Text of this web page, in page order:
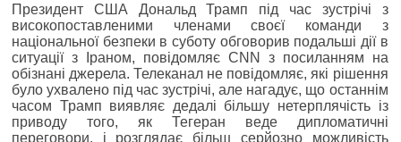
Президент США Дональд Трамп під час зустрічі з
високопоставленими членами своєї команди з
національної безпеки в суботу обговорив подальші дії в
ситуації з Іраном, повідомляє CNN з посиланням на
обізнані джерела. Телеканал не повідомляє, які рішення
було ухвалено під час зустрічі, але нагадує, що останнім
часом Трамп виявляє дедалі більшу нетерплячість із
приводу того, як Тегеран веде дипломатичні
переговори, і розглядає більш серйозно можливість